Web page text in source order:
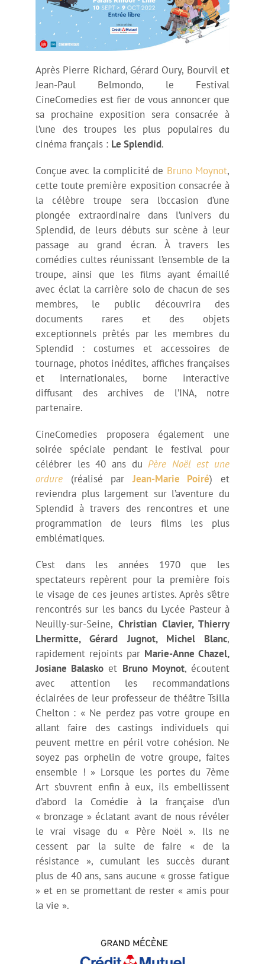
Le Splendid à l’honneur
Gérard Jugnot invité d’honneur
Jean-Marie Poiré invité d’honneur
Claude Lelouch invité d’honneur
Les avant-premières
Blake Edwards – 100ème anniversaire
Les héroïnes de la comédie
La séance du parrain
Hommage à Jean Gabin
Séances jeune public
Vidéos 2022
Après Pierre Richard, Gérard Oury, Bourvil et
Jean-Paul Belmondo, le Festival
CineComedies est fier de vous annoncer que
sa prochaine exposition sera consacrée à
l’une des troupes les plus populaires du
cinéma français : Le Splendid.
Conçue avec la complicité de Bruno Moynot,
cette toute première exposition consacrée à
la célèbre troupe sera l’occasion d’une
plongée extraordinaire dans l’univers du
Splendid, de leurs débuts sur scène à leur
passage au grand écran. À travers les
comédies cultes réunissant l’ensemble de la
troupe, ainsi que les films ayant émaillé
avec éclat la carrière solo de chacun de ses
membres, le public découvrira des
documents rares et des objets
exceptionnels prêtés par les membres du
Splendid : costumes et accessoires de
tournage, photos inédites, affiches françaises
et internationales, borne interactive
diffusant des archives de l’INA, notre
partenaire.
CineComedies proposera également une
soirée spéciale pendant le festival pour
célébrer les 40 ans duPère Noël est une
ordure (réalisé parJean-Marie Poiré) et
reviendra plus largement sur l’aventure du
Splendid à travers des rencontres et une
programmation de leurs films les plus
emblématiques.
C’est dans les années 1970 que les
spectateurs repèrent pour la première fois
le visage de ces jeunes artistes. Après s’être
rencontrés sur les bancs du Lycée Pasteur à
Neuilly-sur-Seine, Christian Clavier, Thierry
Lhermitte, Gérard Jugnot, Michel Blanc,
rapidement rejoints par Marie-Anne Chazel,
Josiane Balasko et Bruno Moynot, écoutent
avec attention les recommandations
éclairées de leur professeur de théâtre Tsilla
Chelton : « Ne perdez pas votre groupe en
allant faire des castings individuels qui
peuvent mettre en péril votre cohésion. Ne
soyez pas orphelin de votre groupe, faites
ensemble ! » Lorsque les portes du 7ème
Art s’ouvrent enfin à eux, ils embellissent
d’abord la Comédie à la française d’un
« bronzage » éclatant avant de nous révéler
le vrai visage du « Père Noël ». Ils ne
cessent par la suite de faire « de la
résistance », cumulant les succès durant
plus de 40 ans, sans aucune « grosse fatigue
» et en se promettant de rester « amis pour
la vie ».